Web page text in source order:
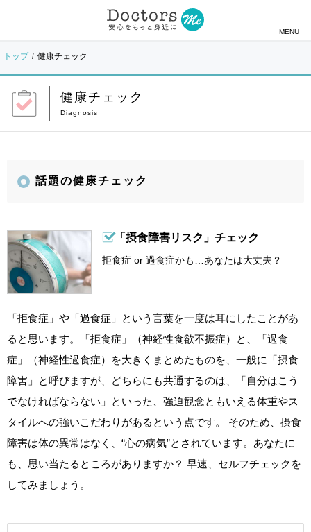
MENU
トップ 健康チェック
健康チェック
話題の健康チェック
「摂食障害リスク」チェック
拒食症 or 過食症かも…あなたは大丈夫？
「拒食症」や「過食症」という言葉を一度は耳にしたことがあ
ると思います。「拒食症」（神経性食欲不振症）と、「過食
症」（神経性過食症）を大きくまとめたものを、一般に「摂食
障害」と呼びますが、どちらにも共通するのは、「自分はこう
でなければならない」といった、強迫観念ともいえる体重やス
タイルへの強いこだわりがあるという点です。 そのため、摂食
障害は体の異常はなく、“心の病気”とされています。あなたに
も、思い当たるところがありますか？ 早速、セルフチェックを
してみましょう。